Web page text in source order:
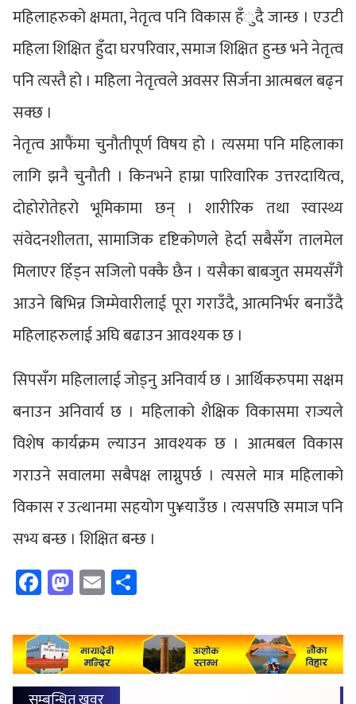
महिलाहरुको क्षमता, नेतृत्व पनि विकास हँुदै जान्छ । एउटी
महिला शिक्षित हुँदा घरपरिवार, समाज शिक्षित हुन्छ भने नेतृत्व
पनि त्यस्तै हो । महिला नेतृत्वले अवसर सिर्जना आत्मबल बढ्न
सक्छ ।
नेतृत्व आफैंमा चुनौतीपूर्ण विषय हो । त्यसमा पनि महिलाका
लागि झनै चुनौती । किनभने हाम्रा पारिवारिक उत्तरदायित्व,
दोहोरोतेहरो भूमिकामा छन् । शारीरिक तथा स्वास्थ्य
संवेदनशीलता, सामाजिक दृष्टिकोणले हेर्दा सबैसँग तालमेल
मिलाएर हिँड्न सजिलो पक्कै छैन । यसैका बाबजुत समयसँगै
आउने बिभिन्न जिम्मेवारीलाई पूरा गराउँदै, आत्मनिर्भर बनाउँदै
महिलाहरुलाई अघि बढाउन आवश्यक छ ।
सिपसँग महिलालाई जोड्नु अनिवार्य छ । आर्थिकरुपमा सक्षम
बनाउन अनिवार्य छ । महिलाको शैक्षिक विकासमा राज्यले
विशेष कार्यक्रम ल्याउन आवश्यक छ । आत्मबल विकास
गराउने सवालमा सबैपक्ष लाग्नुपर्छ । त्यसले मात्र महिलाको
विकास र उत्थानमा सहयोग पु¥याउँछ । त्यसपछि समाज पनि
सभ्य बन्छ । शिक्षित बन्छ ।
Facebook
Mastodon
Email